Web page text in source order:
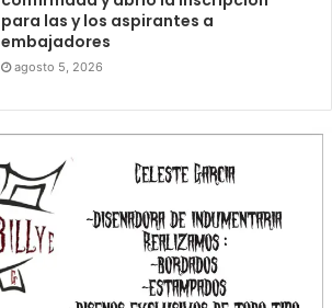
para las y los aspirantes a
embajadores
agosto 5, 2026